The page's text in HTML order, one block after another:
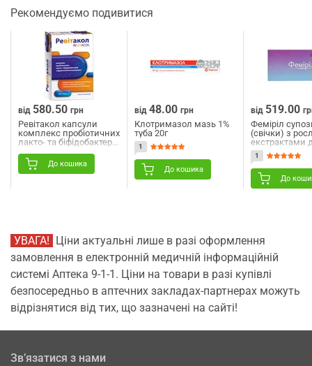
Рекомендуємо подивитися
від 580.50 грн
Ревітакол капсули
комплекс пробіотичних
лакто- та біфідобактерій
фруктоолігосахаридів
для підтримки балансу
До кошика
від 48.00 грн
Клотримазол мазь 1%
туба 20г
1
До кошика
від 519.00
Феміріл
(свічки) з
екстрактами
вагінального
ректального
застосування
блістера по 5
1
До
УВАГА!
Ціни актуальні лише в разі оформлення
замовлення в електронній медичній інформаційній
системі Аптека 9-1-1. Ціни на товари в разі купівлі
безпосередньо в аптечних закладах-партнерах можуть
відрізнятися від тих, що зазначені на сайті!
Зв’язатися з нами